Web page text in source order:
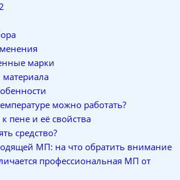
марки
можно работать?
пене и её свойства
средство?
МП: на что обратить внимание
профессиональная МП от